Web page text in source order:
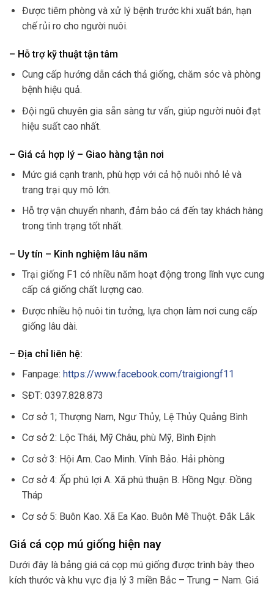
Được tiêm phòng và xử lý bệnh trước khi xuất bán, hạn
chế rủi ro cho người nuôi.
– Hỗ trợ kỹ thuật tận tâm
Cung cấp hướng dẫn cách thả giống, chăm sóc và phòng
bệnh hiệu quả.
Đội ngũ chuyên gia sẵn sàng tư vấn, giúp người nuôi đạt
hiệu suất cao nhất.
– Giá cả hợp lý – Giao hàng tận nơi
Mức giá cạnh tranh, phù hợp với cả hộ nuôi nhỏ lẻ và
trang trại quy mô lớn.
Hỗ trợ vận chuyển nhanh, đảm bảo cá đến tay khách hàng
trong tình trạng tốt nhất.
– Uy tín – Kinh nghiệm lâu năm
Trại giống F1 có nhiều năm hoạt động trong lĩnh vực cung
cấp cá giống chất lượng cao.
Được nhiều hộ nuôi tin tưởng, lựa chọn làm nơi cung cấp
giống lâu dài.
– Địa chỉ liên hệ:
Fanpage: https://www.facebook.com/traigiongf11
SĐT: 0397.828.873
Cơ sở 1; Thượng Nam, Ngư Thủy, Lệ Thủy Quảng Bình
Cơ sở 2: Lộc Thái, Mỹ Châu, phù Mỹ, Bình Định
Cơ sở 3: Hội Am. Cao Minh. Vĩnh Bảo. Hải phòng
Cơ sở 4: Ấp phú lợi A. Xã phú thuận B. Hồng Ngự. Đồng
Tháp
Cơ sở 5: Buôn Kao. Xã Ea Kao. Buôn Mê Thuột. Đắk Lắk
Giá cá cọp mú giống hiện nay
Dưới đây là bảng giá cá cọp mú giống được trình bày theo
kích thước và khu vực địa lý 3 miền Bắc – Trung – Nam. Giá